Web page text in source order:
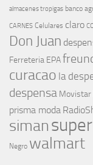
almacenes tropigas banco
CARNES Celulares claro
Don Juan
Ferreteria EPA
curacao la
despensa Movistar
prisma moda
siman
Negro walmart